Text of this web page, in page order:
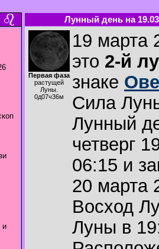
и
Лунный день на
Первая фаза
растущей
Луны.
0д07ч36м
19 марта
это 2-й
знаке
Сила
Лунный
четверг
06:15 и
20 марта
Восход
Луны в